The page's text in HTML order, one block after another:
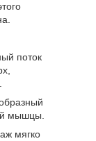
поток
мышцы.
мягко